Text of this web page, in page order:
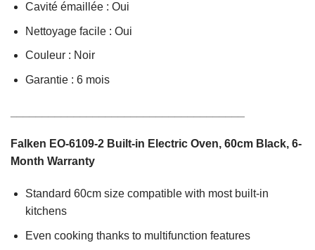
Cavité émaillée : Oui
Nettoyage facile : Oui
Couleur : Noir
Garantie : 6 mois
Falken EO-6109-2 Built-in Electric Oven, 60cm Black, 6-
Month Warranty
Standard 60cm size compatible with most built-in
kitchens
Even cooking thanks to multifunction features